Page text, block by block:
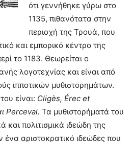
ότι γεννήθηκε γύρω στο
1135, πιθανότατα στην
περιοχή της Τρουά, που
και εμπορικό κέντρο της
το 1183. Θεωρείται ο
λογοτεχνίας και είναι από
ιπποτικών μυθιστορημάτων.
είναι: Cligès, Érec et
Perceval. Τα μυθιστορήματά του
και πολιτισμικά ιδεώδη της
αριστοκρατικό ιδεώδες που